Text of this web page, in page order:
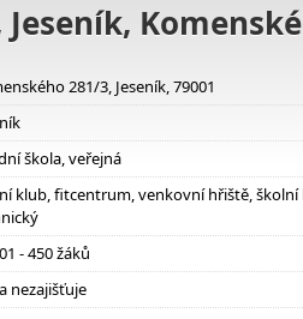
281/3, Jeseník, 79001
škola, veřejná
klub, fitcentrum, venkovní hřiště,
- 450 žáků
nezajišťuje